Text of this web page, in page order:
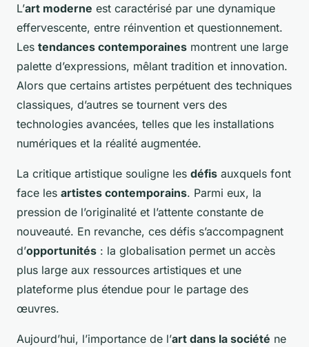
L’art moderne est caractérisé par une dynamique
effervescente, entre réinvention et questionnement.
Les tendances contemporaines montrent une large
palette d’expressions, mêlant tradition et innovation.
Alors que certains artistes perpétuent des techniques
classiques, d’autres se tournent vers des
technologies avancées, telles que les installations
numériques et la réalité augmentée.
La critique artistique souligne les défis auxquels font
face les artistes contemporains. Parmi eux, la
pression de l’originalité et l’attente constante de
nouveauté. En revanche, ces défis s’accompagnent
d’opportunités : la globalisation permet un accès
plus large aux ressources artistiques et une
plateforme plus étendue pour le partage des
œuvres.
Aujourd’hui, l’importance de l’art dans la société ne